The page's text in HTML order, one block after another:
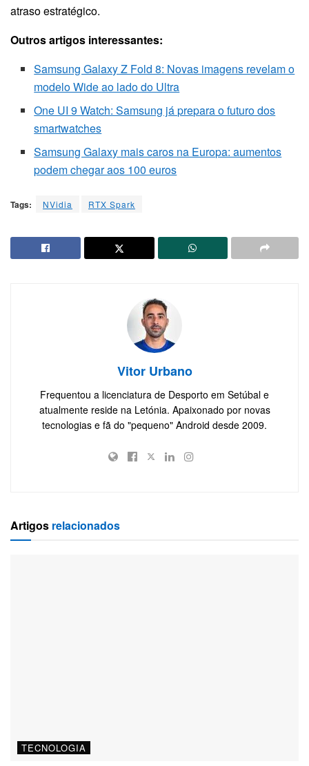
atraso estratégico.
Outros artigos interessantes:
Samsung Galaxy Z Fold 8: Novas imagens revelam o
modelo Wide ao lado do Ultra
One UI 9 Watch: Samsung já prepara o futuro dos
smartwatches
Samsung Galaxy mais caros na Europa: aumentos
podem chegar aos 100 euros
Tags: NVidia RTX Spark
Vitor Urbano
Frequentou a licenciatura de Desporto em Setúbal e
atualmente reside na Letónia. Apaixonado por novas
tecnologias e fã do "pequeno" Android desde 2009.
Artigos relacionados
TECNOLOGIA